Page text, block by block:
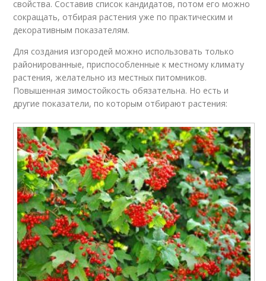
свойства. Составив список кандидатов, потом его можно
сокращать, отбирая растения уже по практическим и
декоративным показателям.
Для создания изгородей можно использовать только
районированные, приспособленные к местному климату
растения, желательно из местных питомников.
Повышенная зимостойкость обязательна. Но есть и
другие показатели, по которым отбирают растения: